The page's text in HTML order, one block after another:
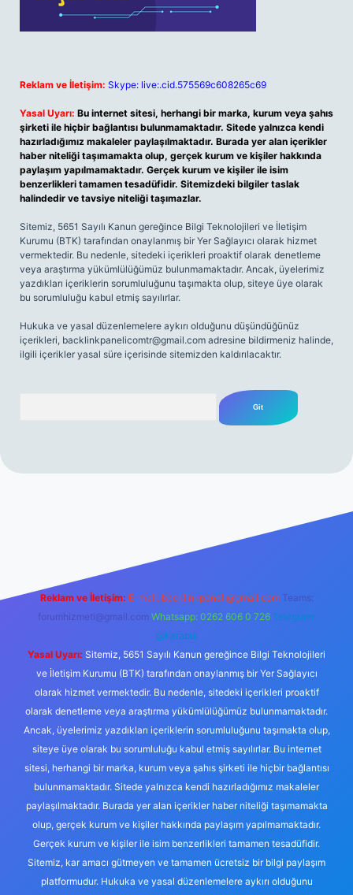
Reklam ve İletişim: Skype: live:.cid.575569c608265c69
Yasal Uyarı: Bu internet sitesi, herhangi bir marka, kurum veya şahıs
şirketi ile hiçbir bağlantısı bulunmamaktadır. Sitede yalnızca kendi
hazırladığımız makaleler paylaşılmaktadır. Burada yer alan içerikler
haber niteliği taşımamakta olup, gerçek kurum ve kişiler hakkında
paylaşım yapılmamaktadır. Gerçek kurum ve kişiler ile isim
benzerlikleri tamamen tesadüfidir. Sitemizdeki bilgiler taslak
halindedir ve tavsiye niteliği taşımazlar.
Sitemiz, 5651 Sayılı Kanun gereğince Bilgi Teknolojileri ve İletişim
Kurumu (BTK) tarafından onaylanmış bir Yer Sağlayıcı olarak hizmet
vermektedir. Bu nedenle, sitedeki içerikleri proaktif olarak denetleme
veya araştırma yükümlülüğümüz bulunmamaktadır. Ancak, üyelerimiz
yazdıkları içeriklerin sorumluluğunu taşımakta olup, siteye üye olarak
bu sorumluluğu kabul etmiş sayılırlar.
Hukuka ve yasal düzenlemelere aykırı olduğunu düşündüğünüz
içerikleri, backlinkpanelicomtr@gmail.com adresine bildirmeniz halinde,
ilgili içerikler yasal süre içerisinde sitemizden kaldırılacaktır.
Reklam ve İletişim: E-mail: backlinkpaneli@gmail.com Teams:
forumhizmeti@gmail.com Whatsapp: 0262 606 0 726 Telegram:
@karabul
Yasal Uyarı: Sitemiz, 5651 Sayılı Kanun gereğince Bilgi Teknolojileri
ve İletişim Kurumu (BTK) tarafından onaylanmış bir Yer Sağlayıcı
olarak hizmet vermektedir. Bu nedenle, sitedeki içerikleri proaktif
olarak denetleme veya araştırma yükümlülüğümüz bulunmamaktadır.
Ancak, üyelerimiz yazdıkları içeriklerin sorumluluğunu taşımakta olup,
siteye üye olarak bu sorumluluğu kabul etmiş sayılırlar. Bu internet
sitesi, herhangi bir marka, kurum veya şahıs şirketi ile hiçbir bağlantısı
bulunmamaktadır. Sitede yalnızca kendi hazırladığımız makaleler
paylaşılmaktadır. Burada yer alan içerikler haber niteliği taşımamakta
olup, gerçek kurum ve kişiler hakkında paylaşım yapılmamaktadır.
Gerçek kurum ve kişiler ile isim benzerlikleri tamamen tesadüfidir.
Sitemiz, kar amacı gütmeyen ve tamamen ücretsiz bir bilgi paylaşım
platformudur. Hukuka ve yasal düzenlemelere aykırı olduğunu